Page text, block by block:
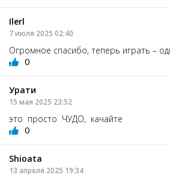
Ilerl
7 июля 2025 02:40
Огромное спасибо, теперь играть –
0
Урати
15 мая 2025 23:52
это просто ЧУДО, качайте
0
Shioata
13 апреля 2025 19:34